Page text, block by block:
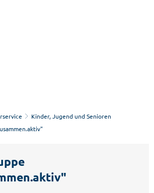
Kinder, Jugend und Senioren